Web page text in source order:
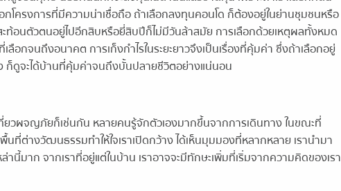
โครงการที่มีความน่าเชื่อถือ ถ้าเลือกลงทุนคอนโด ก็ต้องอยู่ในย่านชุมชนหรือ
อนตัวตนอยู่ไปอีกสิบหรือยี่สิบปีก็ไม่มีวันล้าสมัย การเลือกด้วยเหตุผลทั้งหมด
อกจนถึงอนาคต การเก็งกำไรในระยะยาวจึงเป็นเรื่องที่คุ้มค่า ซึ่งถ้าเลือกอยู่
ก็ดูจะได้บ้านที่คุ้มค่าจนถึงบั้นปลายชีวิตอย่างแน่นอน
วผจญภัยก็เช่นกัน หลายคนรู้จักตัวเองมากขึ้นจากการเดินทาง ในขณะที่
นที่ต่างวัฒนธรรมทำให้ใจเราเปิดกว้าง ได้เห็นมุมมองที่หลากหลาย เรานำมา
านี้มาก จากเราที่อยู่แต่ในบ้าน เราอาจจะมีทักษะเพิ่มที่เริ่มจากความคิดของเรา